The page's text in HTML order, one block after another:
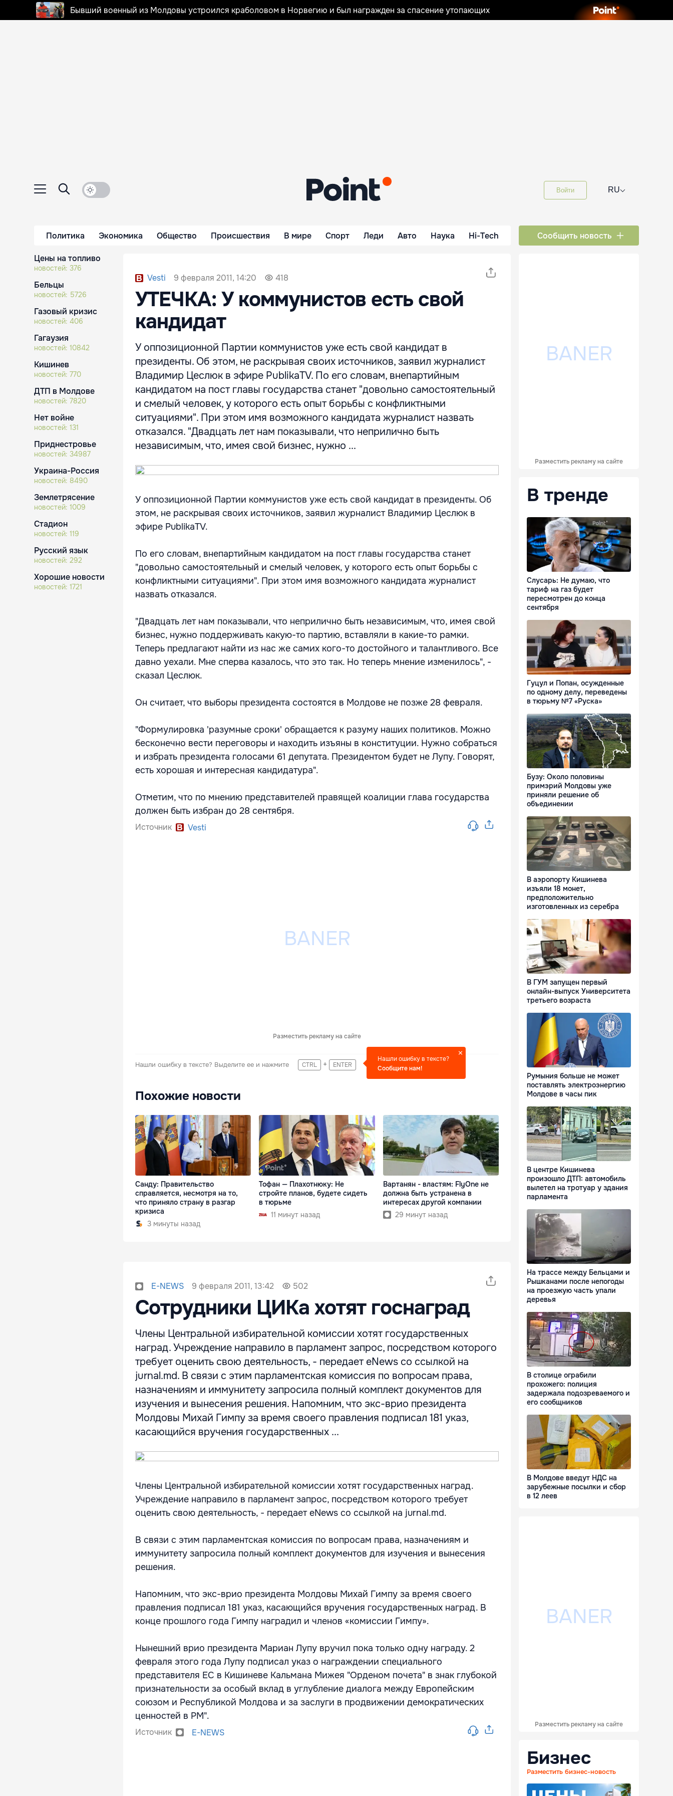
Бывший военный из Молдовы устроился краболовом в Норвегию и был награжден за спасение утопающих
Войти RU⌵
Политика Экономика Общество Происшествия В мире Спорт Леди Авто Наука Hi-Tech Сообщить новость
Цены на топливо
новостей: 376
Бельцы
новостей: 5726
Газовый кризис
новостей: 406
Гагаузия
новостей: 10842
Кишинев
новостей: 770
ДТП в Молдове
новостей: 7820
Нет войне
новостей: 131
Приднестровье
новостей: 34987
Украина-Россия
новостей: 8490
Землетрясение
новостей: 1009
Стадион
новостей: 119
Русский язык
новостей: 292
Хорошие новости
новостей: 1721
Vesti 9 февраля 2011, 14:20 418
УТЕЧКА: У коммунистов есть свой
кандидат
У оппозиционной Партии коммунистов уже есть свой кандидат в
президенты. Об этом, не раскрывая своих источников, заявил журналист
Владимир Цеслюк в эфире PublikaTV. По его словам, внепартийным
кандидатом на пост главы государства станет "довольно самостоятельный
и смелый человек, у которого есть опыт борьбы с конфликтными
ситуациями". При этом имя возможного кандидата журналист назвать
отказался. "Двадцать лет нам показывали, что неприлично быть
независимым, что, имея свой бизнес, нужно ...
У оппозиционной Партии коммунистов уже есть свой кандидат в президенты. Об
этом, не раскрывая своих источников, заявил журналист Владимир Цеслюк в
эфире PublikaTV.
По его словам, внепартийным кандидатом на пост главы государства станет
"довольно самостоятельный и смелый человек, у которого есть опыт борьбы с
конфликтными ситуациями". При этом имя возможного кандидата журналист
назвать отказался.
"Двадцать лет нам показывали, что неприлично быть независимым, что, имея свой
бизнес, нужно поддерживать какую-то партию, вставляли в какие-то рамки.
Теперь предлагают найти из нас же самих кого-то достойного и талантливого. Все
давно уехали. Мне сперва казалось, что это так. Но теперь мнение изменилось", -
сказал Цеслюк.
Он считает, что выборы президента состоятся в Молдове не позже 28 февраля.
"Формулировка 'разумные сроки' обращается к разуму наших политиков. Можно
бесконечно вести переговоры и находить изъяны в конституции. Нужно собраться
и избрать президента голосами 61 депутата. Президентом будет не Лупу. Говорят,
есть хорошая и интересная кандидатура".
Отметим, что по мнению представителей правящей коалиции глава государства
должен быть избран до 28 сентября.
Источник Vesti
Разместить рекламу на сайте
Нашли ошибку в тексте? Выделите ее и нажмите CTRL + ENTER
Нашли ошибку в тексте?
Сообщите нам!
Похожие новости
Санду: Правительство
справляется, несмотря на то,
что приняло страну в разгар
кризиса
3 минуты назад
Тофан — Плахотнюку: Не
стройте планов, будете сидеть
в тюрьме
11 минут назад
Вартанян - властям: FlyOne не
должна быть устранена в
интересах другой компании
29 минут назад
E-NEWS 9 февраля 2011, 13:42 502
Сотрудники ЦИКа хотят госнаград
Члены Центральной избирательной комиссии хотят государственных
наград. Учреждение направило в парламент запрос, посредством которого
требует оценить свою деятельность, - передает eNews со ссылкой на
jurnal.md. В связи с этим парламентская комиссия по вопросам права,
назначениям и иммунитету запросила полный комплект документов для
изучения и вынесения решения. Напомним, что экс-врио президента
Молдовы Михай Гимпу за время своего правления подписал 181 указ,
касающийся вручения государственных ...
Члены Центральной избирательной комиссии хотят государственных наград.
Учреждение направило в парламент запрос, посредством которого требует
оценить свою деятельность, - передает eNews со ссылкой на jurnal.md.
В связи с этим парламентская комиссия по вопросам права, назначениям и
иммунитету запросила полный комплект документов для изучения и вынесения
решения.
Напомним, что экс-врио президента Молдовы Михай Гимпу за время своего
правления подписал 181 указ, касающийся вручения государственных наград. В
конце прошлого года Гимпу наградил и членов «комиссии Гимпу».
Нынешний врио президента Мариан Лупу вручил пока только одну награду. 2
февраля этого года Лупу подписал указ о награждении специального
представителя ЕС в Кишиневе Кальмана Мижея "Орденом почета" в знак глубокой
признательности за особый вклад в углубление диалога между Европейским
союзом и Республикой Молдова и за заслуги в продвижении демократических
ценностей в РМ".
Источник E-NEWS
Разместить рекламу на сайте
В тренде
Слусарь: Не думаю, что
тариф на газ будет
пересмотрен до конца
сентября
Гуцул и Попан, осужденные
по одному делу, переведены
в тюрьму №7 «Руска»
Бузу: Около половины
примэрий Молдовы уже
приняли решение об
объединении
В аэропорту Кишинева
изъяли 18 монет,
предположительно
изготовленных из серебра
В ГУМ запущен первый
онлайн-выпуск Университета
третьего возраста
Румыния больше не может
поставлять электроэнергию
Молдове в часы пик
В центре Кишинева
произошло ДТП: автомобиль
вылетел на тротуар у здания
парламента
На трассе между Бельцами и
Рышканами после непогоды
на проезжую часть упали
деревья
В столице ограбили
прохожего: полиция
задержала подозреваемого и
его сообщников
В Молдове введут НДС на
зарубежные посылки и сбор
в 12 леев
Разместить рекламу на сайте
Бизнес
Разместить бизнес-новость